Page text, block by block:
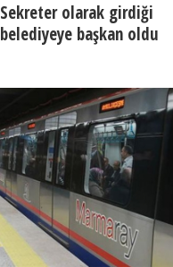
Sekreter olarak girdiği
belediyeye başkan oldu